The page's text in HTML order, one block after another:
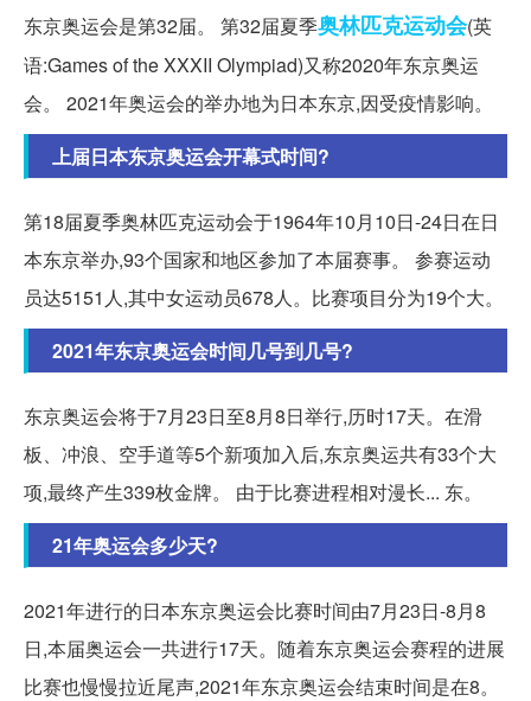
东京奥运会是第32届。 第32届夏季奥林匹克运动会(英
语:Games of the XXXII Olympiad)又称2020年东京奥运
会。 2021年奥运会的举办地为日本东京,因受疫情影响。
上届日本东京奥运会开幕式时间?
第18届夏季奥林匹克运动会于1964年10月10日-24日在日
本东京举办,93个国家和地区参加了本届赛事。 参赛运动
员达5151人,其中女运动员678人。比赛项目分为19个大。
2021年东京奥运会时间几号到几号?
东京奥运会将于7月23日至8月8日举行,历时17天。在滑
板、冲浪、空手道等5个新项加入后,东京奥运共有33个大
项,最终产生339枚金牌。 由于比赛进程相对漫长... 东。
21年奥运会多少天?
2021年进行的日本东京奥运会比赛时间由7月23日-8月8
日,本届奥运会一共进行17天。随着东京奥运会赛程的进展
比赛也慢慢拉近尾声,2021年东京奥运会结束时间是在8。